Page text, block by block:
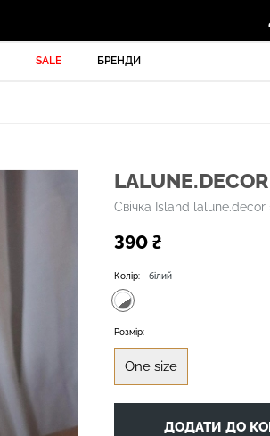
SALE БРЕНДИ
LALUNE.DECOR
Свічка Island
390 ₴
Колір: білий
Розмір:
One size
ДОДАТИ ДО